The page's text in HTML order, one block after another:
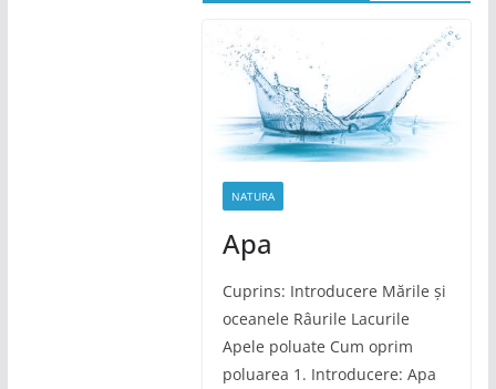
NATURA
Apa
Cuprins: Introducere Mările și
oceanele Râurile Lacurile
Apele poluate Cum oprim
poluarea 1. Introducere: Apa